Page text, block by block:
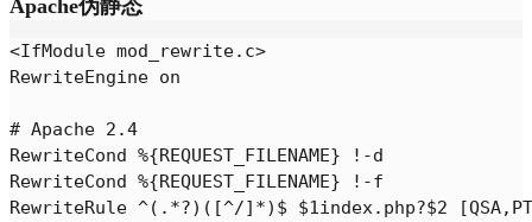
Apache伪静态
<IfModule mod_rewrite.c>
RewriteEngine on
# Apache 2.4
RewriteCond %{REQUEST_FILENAME} !-d
RewriteCond %{REQUEST_FILENAME} !-f
RewriteRule ^(.*?)([^/]*)$ $1index.php?$2